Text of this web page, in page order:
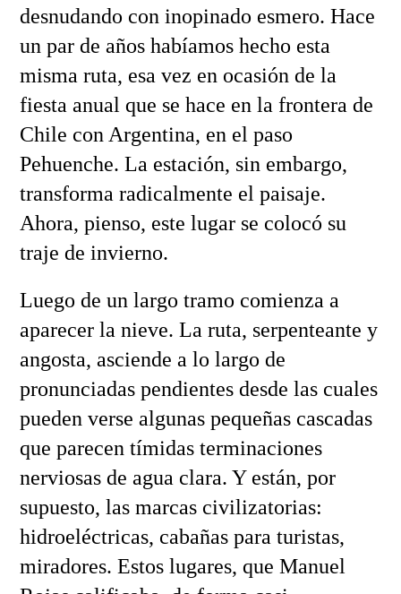
desnudando con inopinado esmero. Hace
un par de años habíamos hecho esta
misma ruta, esa vez en ocasión de la
fiesta anual que se hace en la frontera de
Chile con Argentina, en el paso
Pehuenche. La estación, sin embargo,
transforma radicalmente el paisaje.
Ahora, pienso, este lugar se colocó su
traje de invierno.
Luego de un largo tramo comienza a
aparecer la nieve. La ruta, serpenteante y
angosta, asciende a lo largo de
pronunciadas pendientes desde las cuales
pueden verse algunas pequeñas cascadas
que parecen tímidas terminaciones
nerviosas de agua clara. Y están, por
supuesto, las marcas civilizatorias:
hidroeléctricas, cabañas para turistas,
miradores. Estos lugares, que Manuel